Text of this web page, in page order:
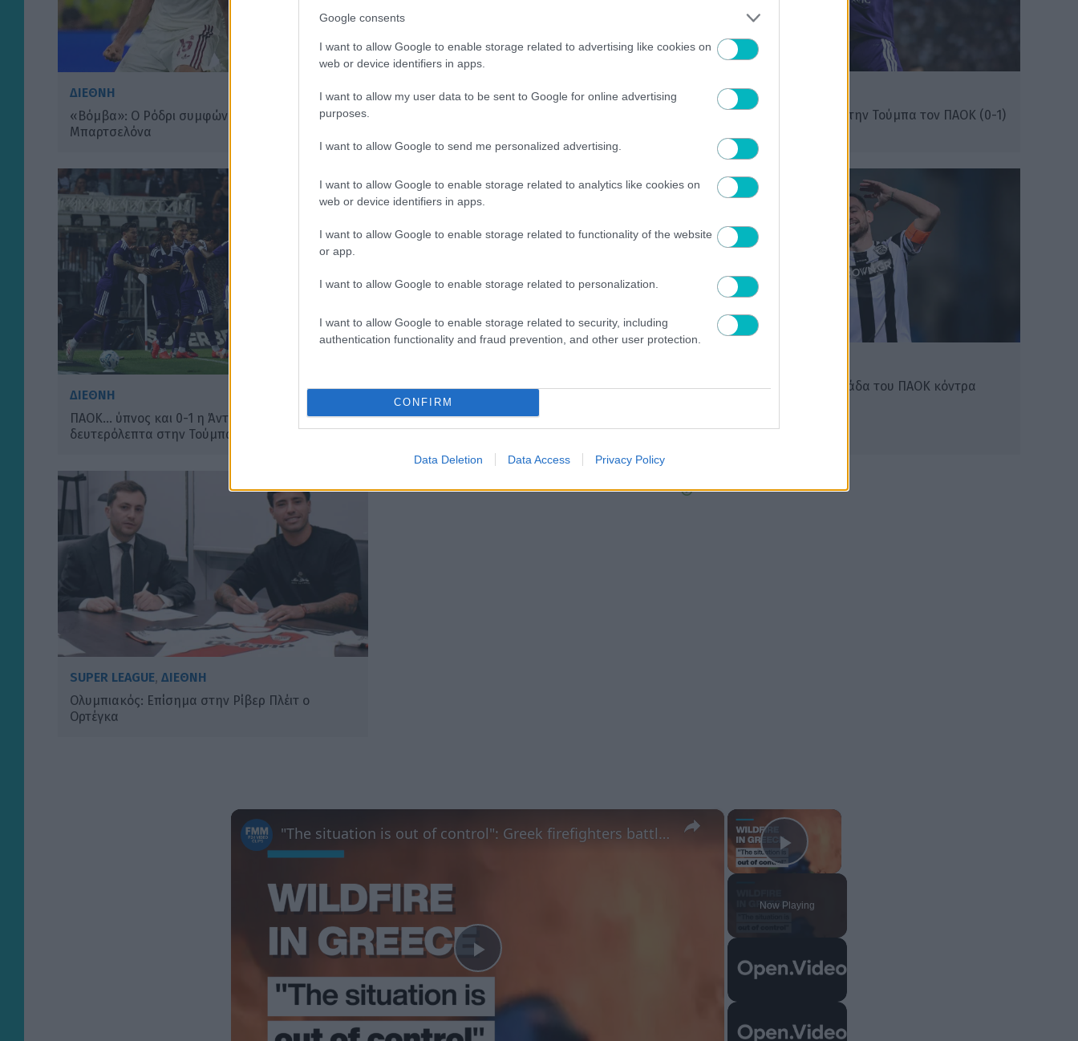
Google consents
I want to allow Google to enable storage related to advertising like cookies on
web or device identifiers in apps.
I want to allow my user data to be sent to Google for online advertising
purposes.
I want to allow Google to send me personalized advertising.
I want to allow Google to enable storage related to analytics like cookies on
web or device identifiers in apps.
I want to allow Google to enable storage related to functionality of the website
or app.
I want to allow Google to enable storage related to personalization.
I want to allow Google to enable storage related to security, including
authentication functionality and fraud prevention, and other user protection.
CONFIRM
Data Deletion Data Access Privacy Policy
ΔΙΕΘΝΗ
«Βόμβα»: Ο Ρόδρι συμφώνησε με τη
Μπαρτσελόνα
ΔΙΕΘΝΗ
ΔΙΕΘΝΗ
Η Άντερλεχτ ξέρανε στην Τούμπα τον ΠΑΟΚ (0-1)
ΔΙΕΘΝΗ
ΠΑΟΚ… ύπνος και 0-1 η Άντερλεχτ στα 17
δευτερόλεπτα στην Τούμπα! (VIDEO)
Με Ζίβκοβιτς η ενδεκάδα του ΠΑΟΚ κόντρα
SUPER LEAGUE, ΔΙΕΘΝΗ
Ολυμπιακός: Επίσημα στην Ρίβερ Πλέιτ ο
Ορτέγκα
×
Play Video
Now Playing
×
Play
Video
"The situation is out of control": Greek firefighters battle wildfire for fourth day